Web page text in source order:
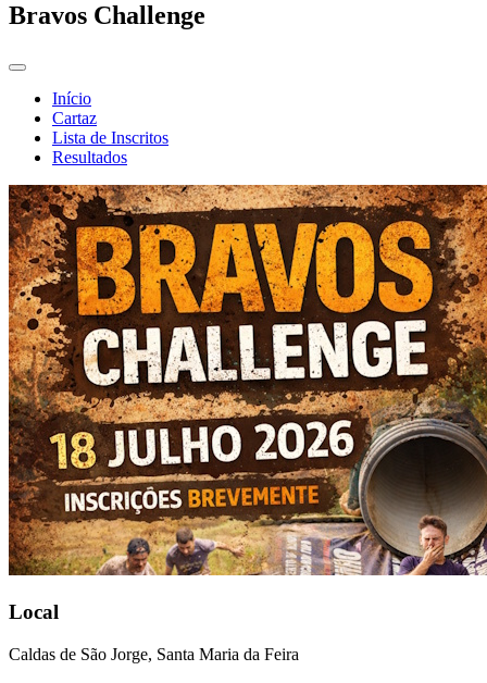
Bravos Challenge
Início
Cartaz
Lista de Inscritos
Resultados
Local
Caldas de São Jorge, Santa Maria da Feira